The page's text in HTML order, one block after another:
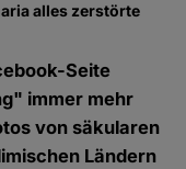
alles zerstörte
Seite
immer mehr
von säkularen
Ländern